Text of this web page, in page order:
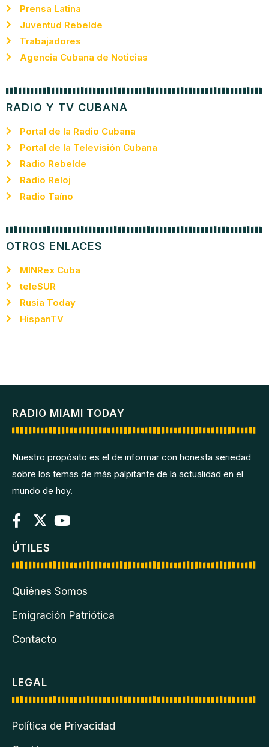
Prensa Latina
Juventud Rebelde
Trabajadores
Agencia Cubana de Noticias
RADIO Y TV CUBANA
Portal de la Radio Cubana
Portal de la Televisión Cubana
Radio Rebelde
Radio Reloj
Radio Taíno
OTROS ENLACES
MINRex Cuba
teleSUR
Rusia Today
HispanTV
RADIO MIAMI TODAY
Nuestro propósito es el de informar con honesta seriedad
sobre los temas de más palpitante de la actualidad en el
mundo de hoy.
ÚTILES
Quiénes Somos
Emigración Patriótica
Contacto
LEGAL
Política de Privacidad